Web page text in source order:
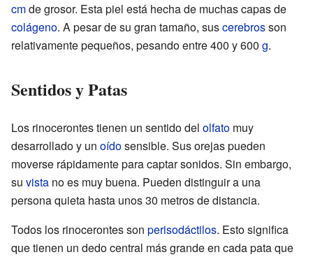
cmde grosor. Esta piel está hecha de muchas capas de
colágeno. A pesar de su gran tamaño, suscerebrosson
relativamente pequeños, pesando entre 400 y 600 g.
Sentidos y Patas
Los rinocerontes tienen un sentido del olfato muy
desarrollado y un oídosensible. Sus orejas pueden
moverse rápidamente para captar sonidos. Sin embargo,
su vista no es muy buena. Pueden distinguir a una
persona quieta hasta unos 30 metros de distancia.
Todos los rinocerontes son perisodáctilos. Esto significa
que tienen un dedo central más grande en cada pata que